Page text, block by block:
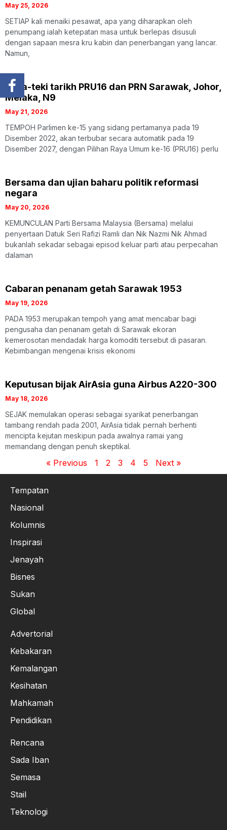
May 25, 2026
SETIAP kali menaiki pesawat, apa yang diharapkan oleh
penumpang ialah ketepatan masa untuk berlepas disusuli
dengan sapaan mesra kru kabin dan penerbangan yang lancar.
Namun,
Teka-teki tarikh PRU16 dan PRN Sarawak, Johor,
Melaka, N9
May 21, 2026
TEMPOH Parlimen ke-15 yang sidang pertamanya pada 19
Disember 2022, akan terbubar secara automatik pada 19
Disember 2027, dengan Pilihan Raya Umum ke-16 (PRU16) perlu
Bersama dan ujian baharu politik reformasi
negara
May 20, 2026
KEMUNCULAN Parti Bersama Malaysia (Bersama) melalui
penyertaan Datuk Seri Rafizi Ramli dan Nik Nazmi Nik Ahmad
bukanlah sekadar sebagai episod keluar parti atau perpecahan
dalaman
Cabaran penanam getah Sarawak 1953
May 19, 2026
PADA 1953 merupakan tempoh yang amat mencabar bagi
pengusaha dan penanam getah di Sarawak ekoran
kemerosotan mendadak harga komoditi tersebut di pasaran.
Kebimbangan mengenai krisis ekonomi
Keputusan bijak AirAsia guna Airbus A220-300
May 18, 2026
SEJAK memulakan operasi sebagai syarikat penerbangan
tambang rendah pada 2001, AirAsia tidak pernah berhenti
mencipta kejutan meskipun pada awalnya ramai yang
memandang dengan penuh skeptikal.
« Previous 1 2 3 4 5 Next »
Tempatan
Nasional
Kolumnis
Inspirasi
Jenayah
Bisnes
Sukan
Global
Advertorial
Kebakaran
Kemalangan
Kesihatan
Mahkamah
Pendidikan
Rencana
Sada Iban
Semasa
Stail
Teknologi